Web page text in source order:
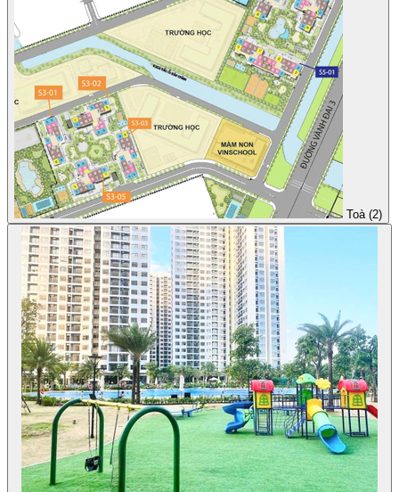
Toà (2)